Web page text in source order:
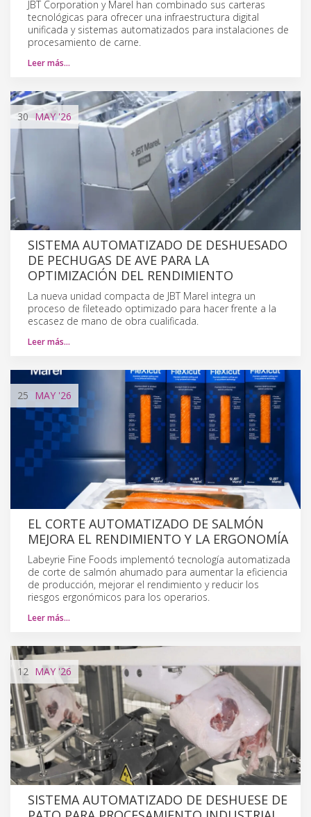
JBT Corporation y Marel han combinado sus carteras
tecnológicas para ofrecer una infraestructura digital
unificada y sistemas automatizados para instalaciones de
procesamiento de carne.
Leer más…
30 MAY'26
SISTEMA AUTOMATIZADO DE DESHUESADO
DE PECHUGAS DE AVE PARA LA
OPTIMIZACIÓN DEL RENDIMIENTO
La nueva unidad compacta de JBT Marel integra un
proceso de fileteado optimizado para hacer frente a la
escasez de mano de obra cualificada.
Leer más…
25 MAY '26
EL CORTE AUTOMATIZADO DE SALMÓN
MEJORA EL RENDIMIENTO Y LA ERGONOMÍA
Labeyrie Fine Foods implementó tecnología automatizada
de corte de salmón ahumado para aumentar la eficiencia
de producción, mejorar el rendimiento y reducir los
riesgos ergonómicos para los operarios.
Leer más…
12 MAY '26
SISTEMA AUTOMATIZADO DE DESHUESE DE